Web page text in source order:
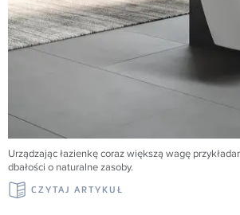
Urządzając łazienkę coraz większą wagę
dbałości o naturalne zasoby.
CZYTAJ ARTYKUŁ